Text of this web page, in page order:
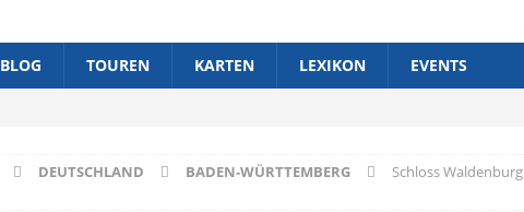
BLOG TOUREN KARTEN LEXIKON EVENTS
DEUTSCHLAND BADEN-WÜRTTEMBERG
Schloss Waldenburg